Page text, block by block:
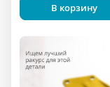
В корзину